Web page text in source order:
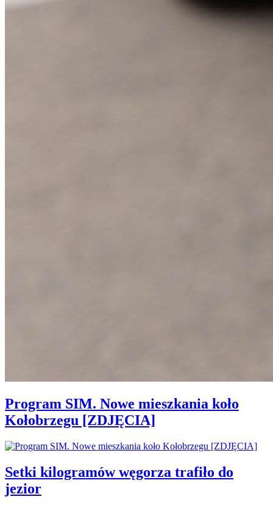
Program SIM. Nowe mieszkania koło
Kołobrzegu [ZDJĘCIA]
Setki kilogramów węgorza trafiło do
jezior